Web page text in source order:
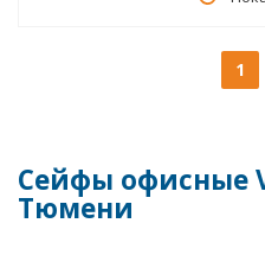
1
Сейфы офисные
Тюмени